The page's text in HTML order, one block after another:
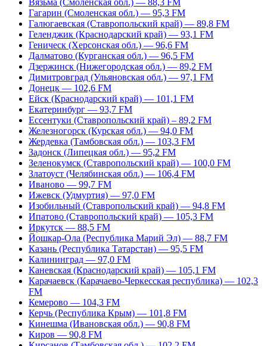
Вязьма (Смоленская обл.) — 88,3 FM
Гагарин (Смоленская обл.) — 95,3 FM
Галюгаевская (Ставропольский край) — 89,8 FM
Геленджик (Краснодарский край) — 93,1 FM
Геническ (Херсонская обл.) — 96,6 FM
Далматово (Курганская обл.) — 96,5 FM
Дзержинск (Нижегородская обл.) — 89,2 FM
Димитровград (Ульяновская обл.) — 97,1 FM
Донецк — 102,6 FM
Ейск (Краснодарский край) — 101,1 FM
Екатеринбург — 93,7 FM
Ессентуки (Ставропольский край) – 89,2 FM
Железногорск (Курская обл.) — 94,0 FM
Жердевка (Тамбовская обл.) — 103,3 FM
Задонск (Липецкая обл.) — 95,2 FM
Зеленокумск (Ставропольский край) — 100,0 FM
Златоуст (Челябинская обл.) — 106,4 FM
Иваново — 99,7 FM
Ижевск (Удмуртия) — 97,0 FM
Изобильный (Ставропольский край) — 94,8 FM
Ипатово (Ставропольский край) — 105,3 FM
Иркутск — 88,5 FM
Йошкар-Ола (Республика Марий Эл) — 88,7 FM
Казань (Республика Татарстан) — 95,5 FM
Калининград — 97,0 FM
Каневская (Краснодарский край) — 105,1 FM
Карачаевск (Карачаево-Черкесская республика) — 102,3
FM
Кемерово — 104,3 FM
Керчь (Республика Крым) — 101,8 FM
Кинешма (Ивановская обл.) — 90,8 FM
Киров — 90,8 FM